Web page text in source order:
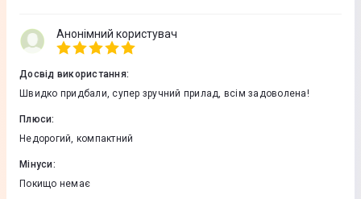
Анонімний користувач
Досвід використання:
Швидко придбали, супер зручний прилад, всім задоволена!
Плюси:
Недорогий, компактний
Мінуси:
Покищо немає